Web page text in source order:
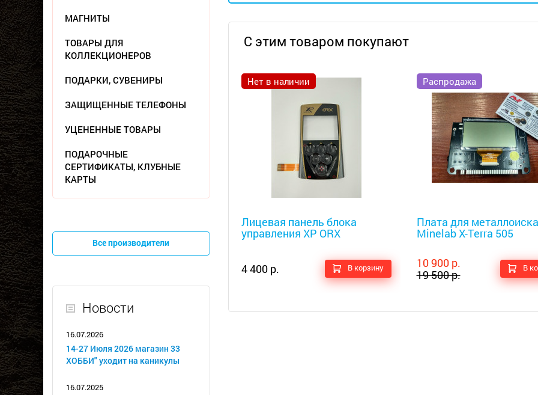
МАГНИТЫ
ТОВАРЫ ДЛЯ
КОЛЛЕКЦИОНЕРОВ
ПОДАРКИ, СУВЕНИРЫ
ЗАЩИЩЕННЫЕ ТЕЛЕФОНЫ
УЦЕНЕННЫЕ ТОВАРЫ
ПОДАРОЧНЫЕ
СЕРТИФИКАТЫ, КЛУБНЫЕ
КАРТЫ
Все производители
Новости
16.07.2026
14-27 Июля 2026 магазин 33
ХОББИ" уходит на каникулы
16.07.2025
С этим товаром покупают
Нет в наличии
Лицевая панель блока
управления XP ORX
4 400 р. В корзину
Распродажа
Плата для
Minelab X-Terra 505
10 900 р.
19 500 р.
В